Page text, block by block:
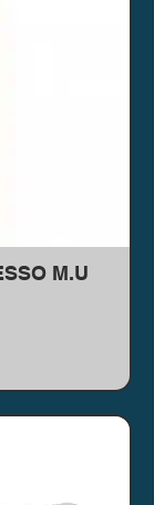
M.U